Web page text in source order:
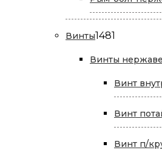
Винты1481
Винты
Винт
Винт
Винт п/